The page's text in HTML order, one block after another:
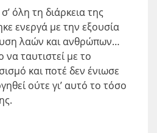
όλη τη διάρκεια της
ενεργά με την εξουσία
λαών και ανθρώπων…
ταυτιστεί με το
και ποτέ δεν ένιωσε
ούτε γι’ αυτό το τόσο